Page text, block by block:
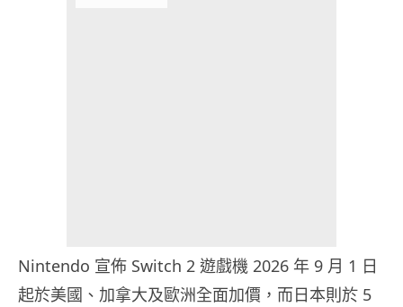
Nintendo 宣佈 Switch 2 遊戲機 2026 年 9 月 1 日
起於美國、加拿大及歐洲全面加價，而日本則於 5